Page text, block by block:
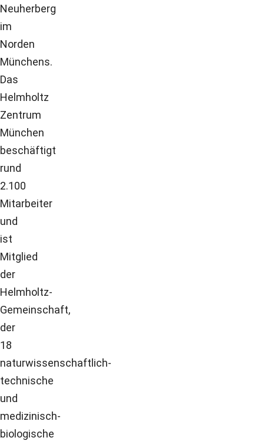
Neuherberg
im
Norden
Münchens.
Das
Helmholtz
Zentrum
München
beschäftigt
rund
2.100
Mitarbeiter
und
ist
Mitglied
der
Helmholtz-
Gemeinschaft,
der
18
naturwissenschaftlich-
technische
und
medizinisch-
biologische